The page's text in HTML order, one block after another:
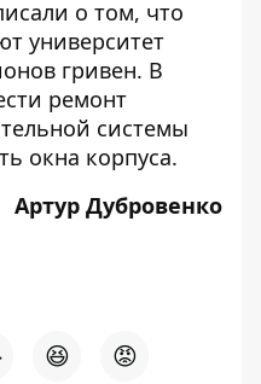
о том, что
университет
гривен. В
ремонт
системы
окна корпуса.
Артур Дубровенко
😆 😡